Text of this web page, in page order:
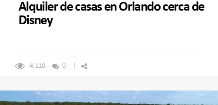
Alquiler de casas en Orlando cerca de
Disney
4.110 0